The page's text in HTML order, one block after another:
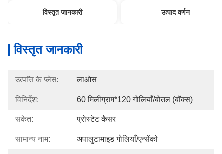
विस्तृत जानकारी उत्पाद वर्णन
विस्तृत जानकारी
उत्पत्ति के प्लेस: लाओस
विनिर्देश: 60 मिलीग्राम*120 गोलियाँ/बोतल (बॉक्स)
संकेत: प्रोस्टेट कैंसर
सामान्य नाम: अपालुटामाइड गोलियाँ/एन्सेंको